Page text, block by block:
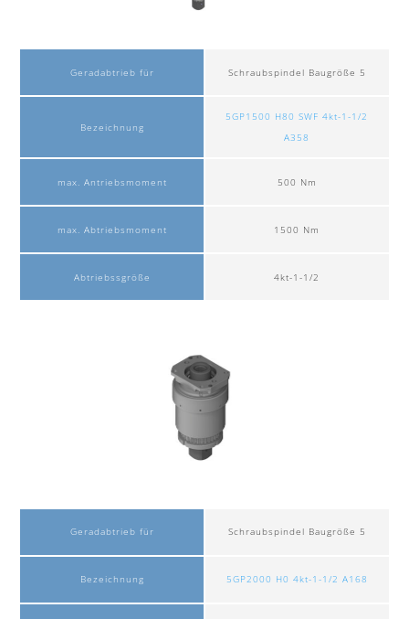
Geradabtrieb für
Bezeichnung
max. Antriebsmoment
max. Abtriebsmoment
Abtriebssgröße
Schraubspindel Baugröße 5
5GP1500 H80 SWF 4kt-1-1/2
A358
500 Nm
1500 Nm
4kt-1-1/2
Geradabtrieb für
Bezeichnung
Schraubspindel Baugröße 5
5GP2000 H0 4kt-1-1/2 A168